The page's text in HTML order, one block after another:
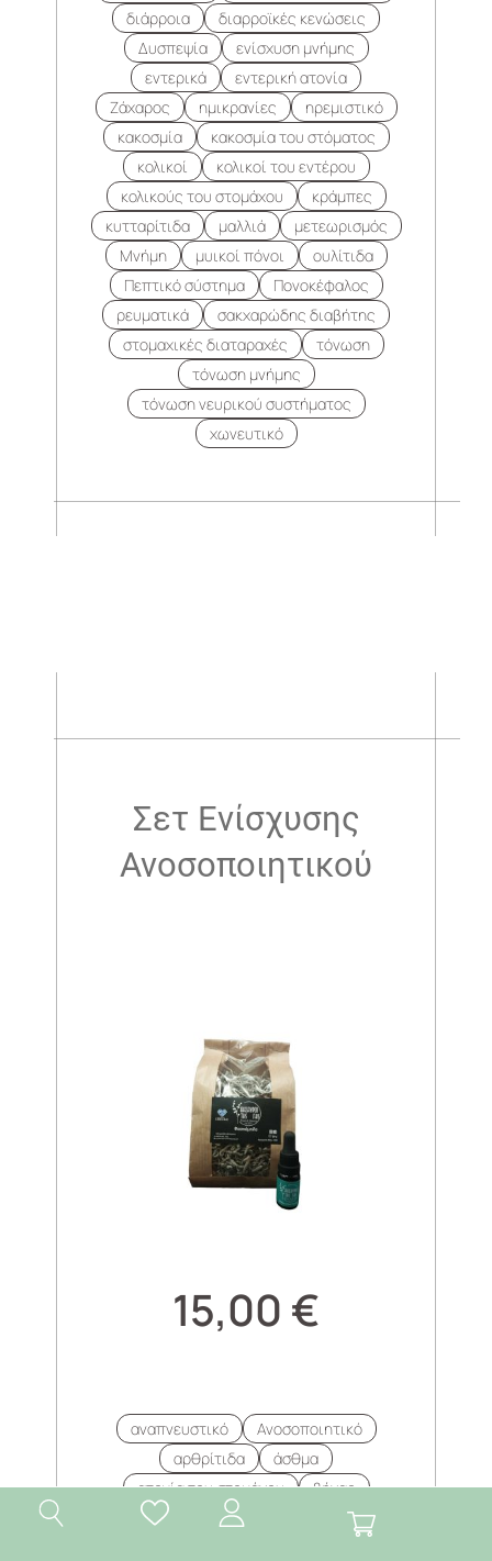
διάρροια
διαρροϊκές κενώσεις
Δυσπεψία
ενίσχυση μνήμης
εντερικά
εντερική ατονία
Ζάχαρος
ημικρανίες
ηρεμιστικό
κακοσμία
κακοσμία του στόματος
κολικοί
κολικοί του εντέρου
κολικούς του στομάχου
κράμπες
κυτταρίτιδα
μαλλιά
μετεωρισμός
Μνήμη
μυικοί πόνοι
ουλίτιδα
Πεπτικό σύστημα
Πονοκέφαλος
ρευματικά
σακχαρώδης διαβήτης
στομαχικές διαταραχές
τόνωση
τόνωση μνήμης
τόνωση νευρικού συστήματος
χωνευτικό
.
Σετ Ενίσχυσης
Ανοσοποιητικού
15,00 €
αναπνευστικό
Ανοσοποιητικό
αρθρίτιδα
άσθμα
ατονία του στομάχου
βήχας
βρογχίτιδα
Δερματίτιδα
διάρροια